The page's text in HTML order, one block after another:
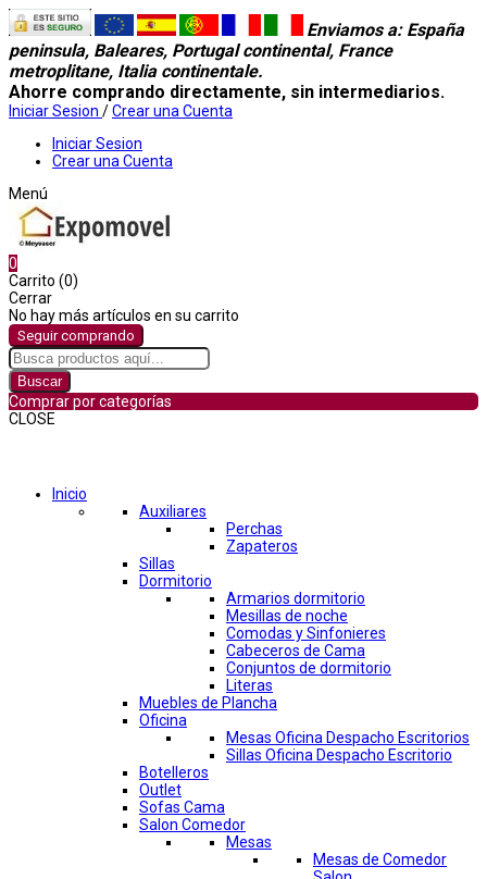
Enviamos a: España
peninsula, Baleares, Portugal continental, France
metroplitane, Italia continentale.
Ahorre comprando directamente, sin intermediarios.
Iniciar Sesion /Crear una Cuenta
Iniciar Sesion
Crear una Cuenta
Menú
0
Carrito (0)
Cerrar
No hay más artículos en su carrito
Seguir comprando
Buscar
Comprar por categorías
CLOSE
Inicio
Auxiliares
Perchas
Zapateros
Sillas
Dormitorio
Armarios dormitorio
Mesillas de noche
Comodas y Sinfonieres
Cabeceros de Cama
Conjuntos de dormitorio
Literas
Muebles de Plancha
Oficina
Mesas Oficina Despacho Escritorios
Sillas Oficina Despacho Escritorio
Botelleros
Outlet
Sofas Cama
Salon Comedor
Mesas
Mesas de Comedor